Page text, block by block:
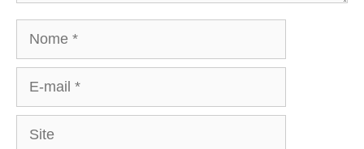
Nome
mail
Site